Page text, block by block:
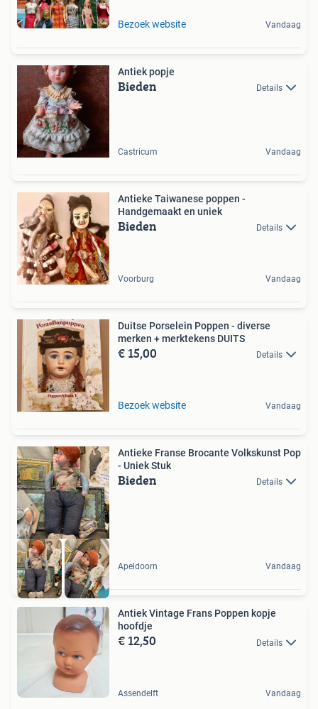
Bezoek website Vandaag
Antiek popje
Bieden Details
Castricum Vandaag
Antieke Taiwanese poppen -
Handgemaakt en uniek
Bieden Details
Voorburg Vandaag
Duitse Porselein Poppen - diverse
merken + merktekens DUITS
€ 15,00 Details
Bezoek website Vandaag
Antieke Franse Brocante Volkskunst Pop
- Uniek Stuk
Bieden Details
Apeldoorn Vandaag
Antiek Vintage Frans Poppen kopje
hoofdje
€ 12,50 Details
Assendelft Vandaag